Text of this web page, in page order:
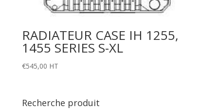
RADIATEUR CASE IH 1255,
1455 SERIES S-XL
€545,00 HT
Recherche produit